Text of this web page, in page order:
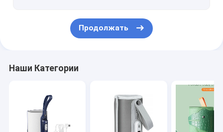
Продолжать
Наши Категории